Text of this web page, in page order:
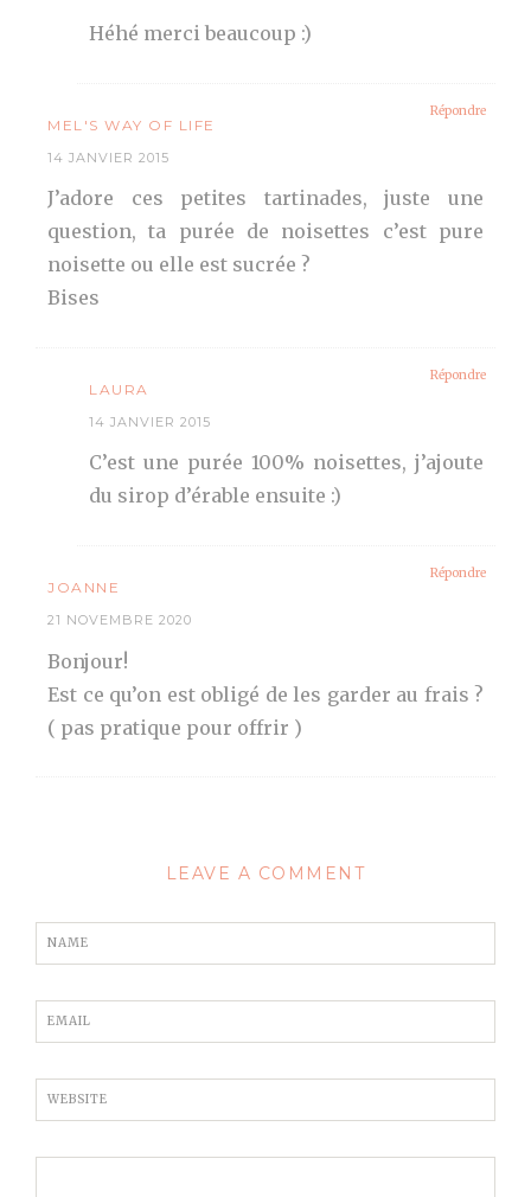
Héhé merci beaucoup :)
Répondre
MEL'S WAY OF LIFE
14 JANVIER 2015
J’adore ces petites tartinades, juste une
question, ta purée de noisettes c’est pure
noisette ou elle est sucrée ?
Bises
Répondre
LAURA
14 JANVIER 2015
C’est une purée 100% noisettes, j’ajoute
du sirop d’érable ensuite :)
Répondre
JOANNE
21 NOVEMBRE 2020
Bonjour!
Est ce qu’on est obligé de les garder au frais ?
( pas pratique pour offrir )
LEAVE A COMMENT
NAME
EMAIL
WEBSITE